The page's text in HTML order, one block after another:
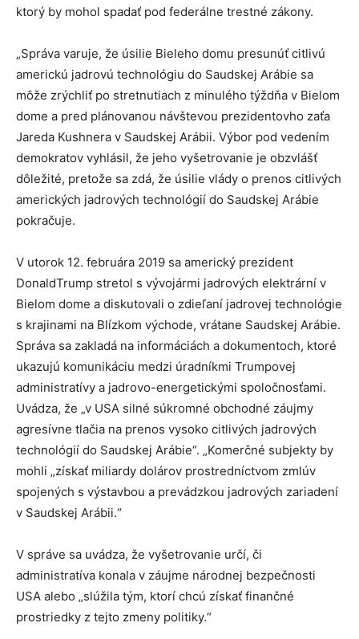
ktorý by mohol spadať pod federálne trestné zákony.
„Správa varuje, že úsilie Bieleho domu presunúť citlivú
americkú jadrovú technológiu do Saudskej Arábie sa
môže zrýchliť po stretnutiach z minulého týždňa v Bielom
dome a pred plánovanou návštevou prezidentovho zaťa
Jareda Kushnera v Saudskej Arábii. Výbor pod vedením
demokratov vyhlásil, že jeho vyšetrovanie je obzvlášť
dôležité, pretože sa zdá, že úsilie vlády o prenos citlivých
amerických jadrových technológií do Saudskej Arábie
pokračuje.
V utorok 12. februára 2019 sa americký prezident
DonaldTrump stretol s vývojármi jadrových elektrární v
Bielom dome a diskutovali o zdieľaní jadrovej technológie
s krajinami na Blízkom východe, vrátane Saudskej Arábie.
Správa sa zakladá na informáciách a dokumentoch, ktoré
ukazujú komunikáciu medzi úradníkmi Trumpovej
administratívy a jadrovo-energetickými spoločnosťami.
Uvádza, že „v USA silné súkromné ​​obchodné záujmy
agresívne tlačia na prenos vysoko citlivých jadrových
technológií do Saudskej Arábie“. „Komerčné subjekty by
mohli „získať miliardy dolárov prostredníctvom zmlúv
spojených s výstavbou a prevádzkou jadrových zariadení
v Saudskej Arábii.“
V správe sa uvádza, že vyšetrovanie určí, či
administratíva konala v záujme národnej bezpečnosti
USA alebo „slúžila tým, ktorí chcú získať finančné
prostriedky z tejto zmeny politiky.“